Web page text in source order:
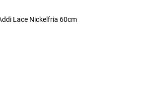
Lace Nickelfria 60cm